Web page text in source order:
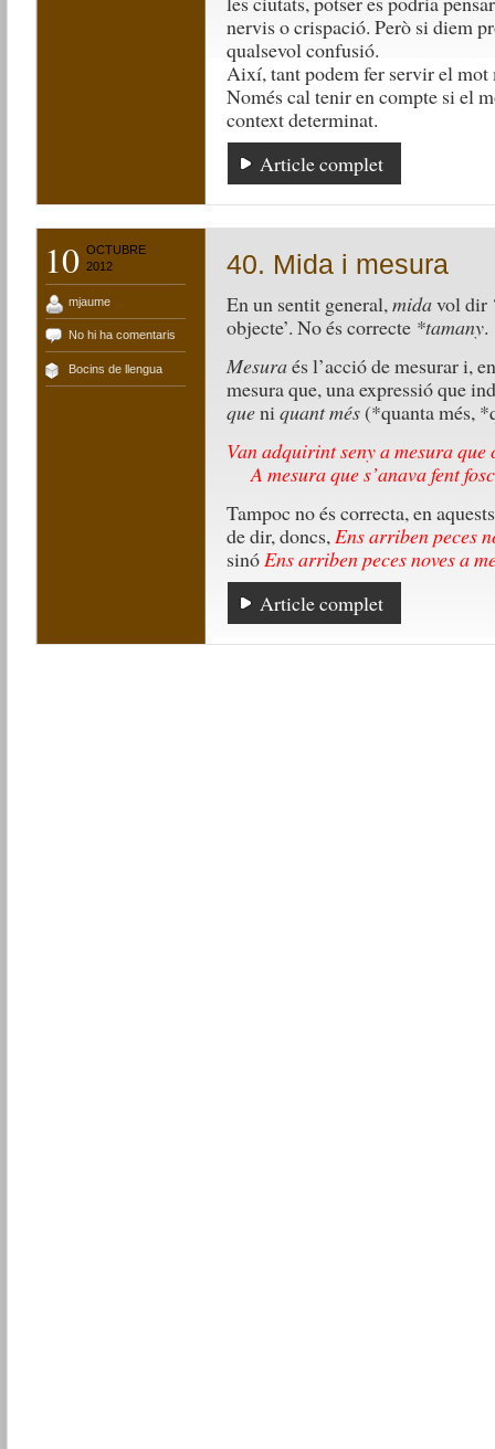
nervis o crispació. Però si diem
qualsevol confusió.
Així, tant podem fer servir el
Només cal tenir en compte si el
context determinat.
Article complet
10 OCTUBRE
2012
mjaume
No hi ha comentaris
Bocins de llengua
40. Mida i mesura
En un sentit general,midavol dir
objecte’. No és correcte *tamany.
Mesuraés l’acció de mesurar i,
mesura que, una expressió que
queniquant més (*quanta més,
Van adquirint seny a mesura que
A mesura que s’anava fent
Tampoc no és correcta, en
de dir, doncs,Ens arriben peces
sinóEns arriben peces noves a
Article complet